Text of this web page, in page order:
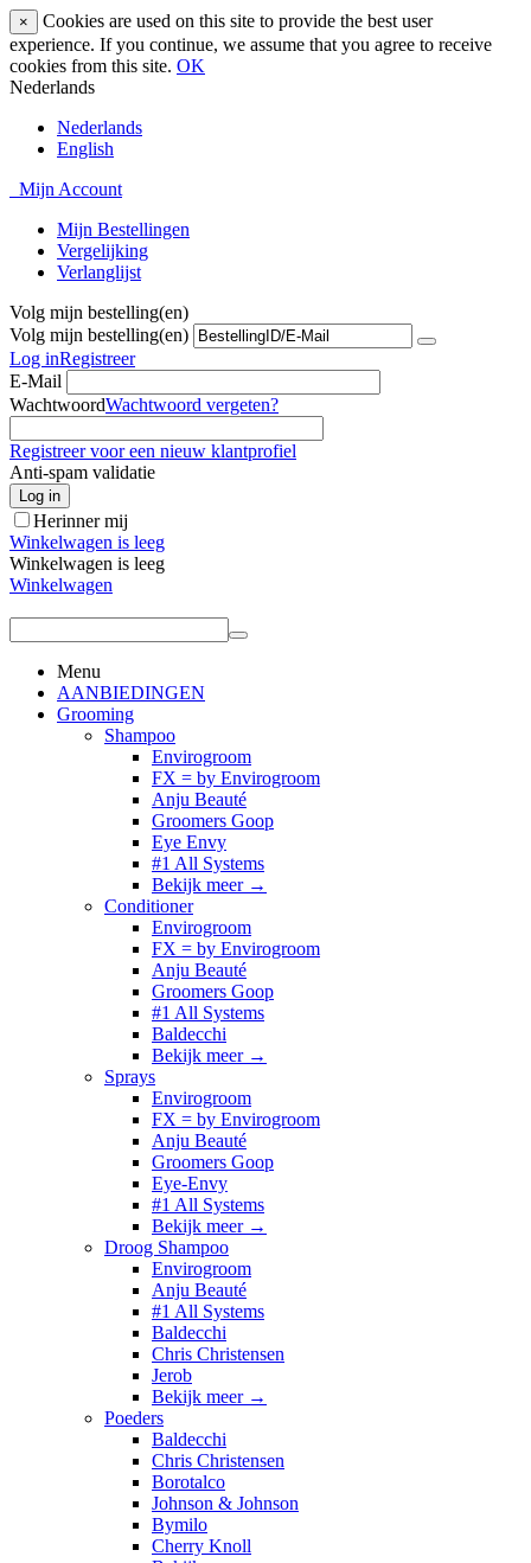
×
Cookies are used on this site to provide the best user
experience. If you continue, we assume that you agree to receive
cookies from this site. OK
Nederlands
Nederlands
English
Mijn Account
Mijn Bestellingen
Vergelijking
Verlanglijst
Volg mijn bestelling(en)
Volg mijn bestelling(en)
Log inRegistreer
E-Mail
WachtwoordWachtwoord vergeten?
Registreer voor een nieuw klantprofiel
Anti-spam validatie
Log in
Herinner mij
Winkelwagen is leeg
Winkelwagen is leeg
Winkelwagen
Menu
AANBIEDINGEN
Grooming
Shampoo
Envirogroom
FX = by Envirogroom
Anju Beauté
Groomers Goop
Eye Envy
#1 All Systems
Bekijk meer →
Conditioner
Envirogroom
FX = by Envirogroom
Anju Beauté
Groomers Goop
#1 All Systems
Baldecchi
Bekijk meer →
Sprays
Envirogroom
FX = by Envirogroom
Anju Beauté
Groomers Goop
Eye-Envy
#1 All Systems
Bekijk meer →
Droog Shampoo
Envirogroom
Anju Beauté
#1 All Systems
Baldecchi
Chris Christensen
Jerob
Bekijk meer →
Poeders
Baldecchi
Chris Christensen
Borotalco
Johnson & Johnson
Bymilo
Cherry Knoll